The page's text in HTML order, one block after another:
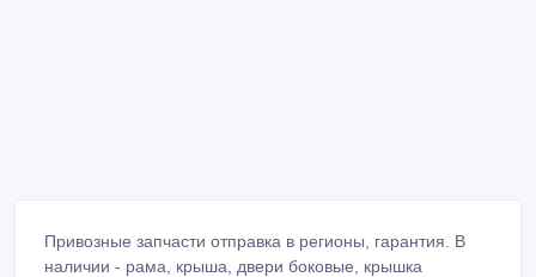
Привозные запчасти отправка в регионы, гарантия. В
наличии - рама, крыша, двери боковые, крышка